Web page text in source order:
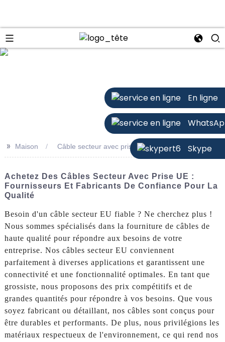
En ligne
Skype
>> Maison Câble secteur avec prise UE
Achetez Des Câbles Secteur Avec Prise UE :
Fournisseurs Et Fabricants De Confiance Pour La
Qualité
Besoin d'un câble secteur EU fiable ? Ne cherchez plus !
Nous sommes spécialisés dans la fourniture de câbles de
haute qualité pour répondre aux besoins de votre
entreprise. Nos câbles secteur EU conviennent
parfaitement à diverses applications et garantissent une
connectivité et une fonctionnalité optimales. En tant que
grossiste, nous proposons des prix compétitifs et de
grandes quantités pour répondre à vos besoins. Que vous
soyez fabricant ou détaillant, nos câbles sont conçus pour
être durables et performants. De plus, nous privilégions les
matériaux respectueux de l'environnement, ce qui rend nos